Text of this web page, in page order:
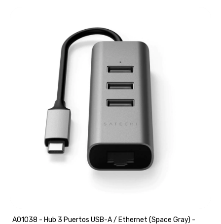
A01038 - Hub 3 Puertos USB-A / Ethernet (Space Gray) -